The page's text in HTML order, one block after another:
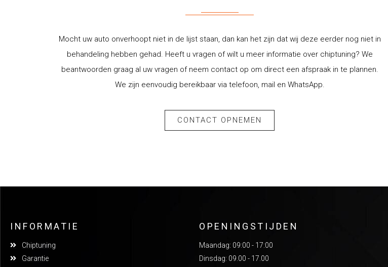
Mocht uw auto onverhoopt niet in de lijst staan, dan kan het zijn dat wij deze eerder nog niet in
behandeling hebben gehad. Heeft u vragen of wilt u meer informatie over chiptuning? We
beantwoorden graag al uw vragen of neem contact op om direct een afspraak in te plannen.
We zijn eenvoudig bereikbaar via telefoon, mail en WhatsApp.
CONTACT OPNEMEN
INFORMATIE
Chiptuning
Garantie
OPENINGSTIJDEN
Maandag: 09:00 - 17:00
Dinsdag: 09.00 - 17.00